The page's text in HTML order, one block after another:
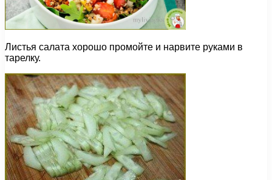
Листья салата хорошо промойте и нарвите руками в
тарелку.